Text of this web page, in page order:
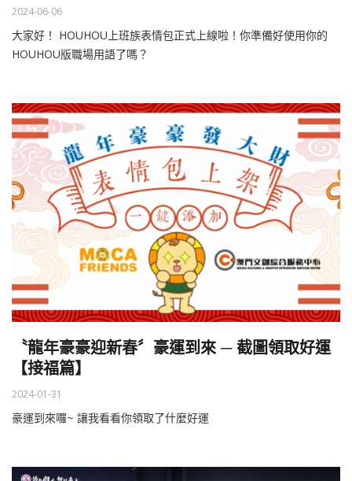
2024-06-06
大家好！ HOUHOU上班族表情包正式上線啦！你準備好使用你的
HOUHOU版職場用語了嗎？
〝龍年豪豪迎新春〞豪運到來 ─ 截圖領取好運
【接福篇】
2024-01-31
豪運到來囉~ 讓我看看你領取了什麼好運